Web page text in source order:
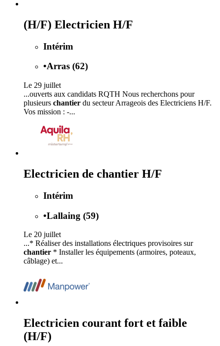
(H/F) Electricien H/F
Intérim
•Arras (62)
Le 29 juillet
...ouverts aux candidats RQTH Nous recherchons pour
plusieurs chantier du secteur Arrageois des Electriciens H/F.
Vos mission : -...
Electricien de chantier H/F
Intérim
•Lallaing (59)
Le 20 juillet
...* Réaliser des installations électriques provisoires sur
chantier * Installer les équipements (armoires, poteaux,
câblage) et...
Electricien courant fort et faible
(H/F)